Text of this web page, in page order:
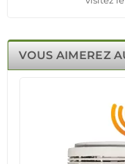
VOUS AIMEREZ